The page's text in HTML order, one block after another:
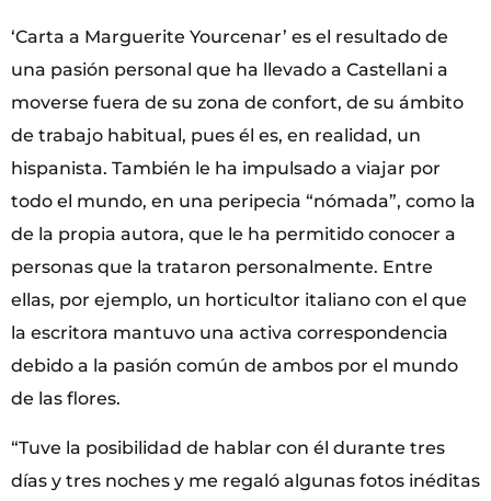
‘Carta a Marguerite Yourcenar’ es el resultado de
una pasión personal que ha llevado a Castellani a
moverse fuera de su zona de confort, de su ámbito
de trabajo habitual, pues él es, en realidad, un
hispanista. También le ha impulsado a viajar por
todo el mundo, en una peripecia “nómada”, como la
de la propia autora, que le ha permitido conocer a
personas que la trataron personalmente. Entre
ellas, por ejemplo, un horticultor italiano con el que
la escritora mantuvo una activa correspondencia
debido a la pasión común de ambos por el mundo
de las flores.
“Tuve la posibilidad de hablar con él durante tres
días y tres noches y me regaló algunas fotos inéditas